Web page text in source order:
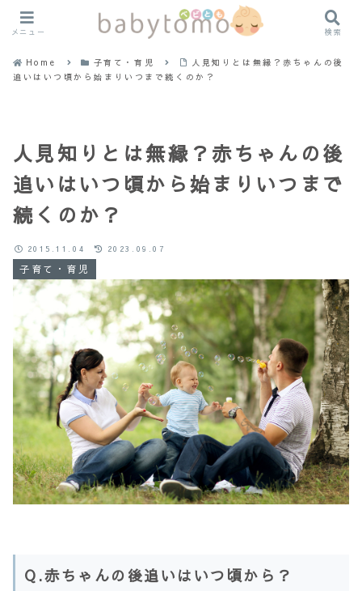
Home 子育て・育児
人見知りとは無縁？赤ちゃんの後
追いはいつ頃から始まりいつまで続くのか？
人見知りとは無縁？赤ちゃんの後
追いはいつ頃から始まりいつまで
続くのか？
子育て・育児
2015.11.04 2023.09.07
Q.赤ちゃんの後追いはいつ頃から？
メニュー 検索